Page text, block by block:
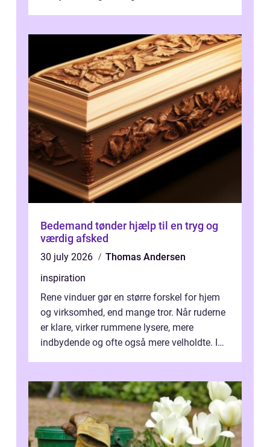
Bedemand tønder hjælp til en tryg og
værdig afsked
30 july 2026
Thomas Andersen
inspiration
Rene vinduer gør en større forskel for hjem
og virksomhed, end mange tror. Når ruderne
er klare, virker rummene lysere, mere
indbydende og ofte også mere velholdte. I